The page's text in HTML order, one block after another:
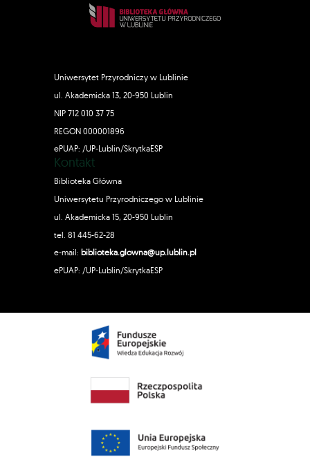
Uniwersytet Przyrodniczy w Lublinie
ul. Akademicka 13, 20-950 Lublin
NIP 712 010 37 75
REGON 000001896
ePUAP: /UP-Lublin/SkrytkaESP
Kontakt
Biblioteka Główna
Uniwersytetu Przyrodniczego w Lublinie
ul. Akademicka 15, 20-950 Lublin
tel. 81 445-62-28
e-mail: biblioteka.glowna@up.lublin.pl
ePUAP: /UP-Lublin/SkrytkaESP